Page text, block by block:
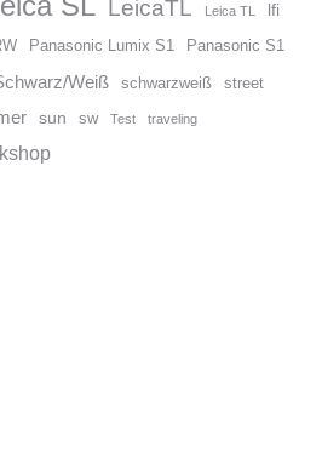
LeicaTL Leica TL lfi
Panasonic Lumix S1 Panasonic S1
Weiß schwarzweiß street
sun sw Test traveling